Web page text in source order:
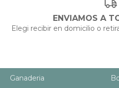
ENVIAMOS A
Elegi recibir en domicilio o
Ganaderia